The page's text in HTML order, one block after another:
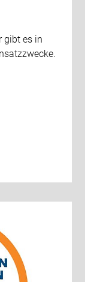
gibt es in